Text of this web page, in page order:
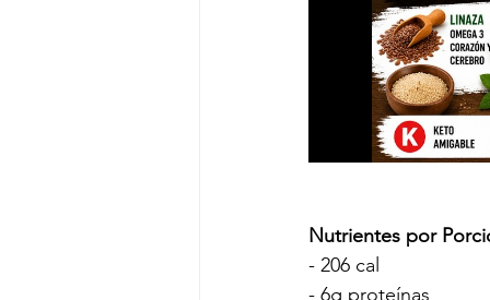
Nutrientes por
- 206 cal
- 6g proteínas